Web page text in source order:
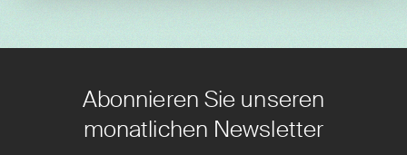
Abonnieren Sie unseren
monatlichen Newsletter